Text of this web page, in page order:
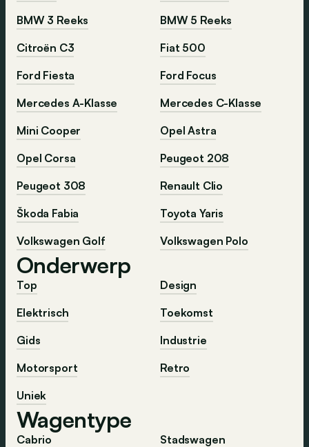
BMW 3 Reeks
BMW 5 Reeks
Citroën C3
Fiat 500
Ford Fiesta
Ford Focus
Mercedes A-Klasse
Mercedes C-Klasse
Mini Cooper
Opel Astra
Opel Corsa
Peugeot 208
Peugeot 308
Renault Clio
Škoda Fabia
Toyota Yaris
Volkswagen Golf
Volkswagen Polo
Onderwerp
Top
Design
Elektrisch
Toekomst
Gids
Industrie
Motorsport
Retro
Uniek
Wagentype
Cabrio
Stadswagen